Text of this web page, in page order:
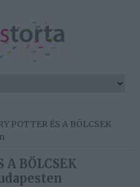
POTTER ÉS A BÖLCSEK
A BÖLCSEK